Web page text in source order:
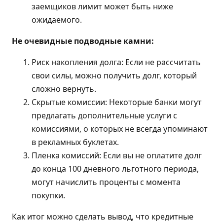
заемщиков лимит может быть ниже
ожидаемого.
Не очевидные подводные камни:
Риск накопления долга: Если не рассчитать
свои силы, можно получить долг, который
сложно вернуть.
Скрытые комиссии: Некоторые банки могут
предлагать дополнительные услуги с
комиссиями, о которых не всегда упоминают
в рекламных буклетах.
Пленка комиссий: Если вы не оплатите долг
до конца 100 дневного льготного периода,
могут начислить проценты с момента
покупки.
Как итог можно сделать вывод, что кредитные